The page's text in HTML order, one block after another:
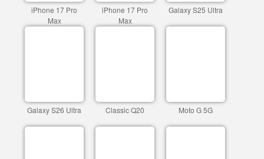
iPhone 17 Pro
Max
iPhone 17 Pro
Max
Galaxy S25 Ultra
Galaxy S26 Ultra Classic Q20 Moto G 5G